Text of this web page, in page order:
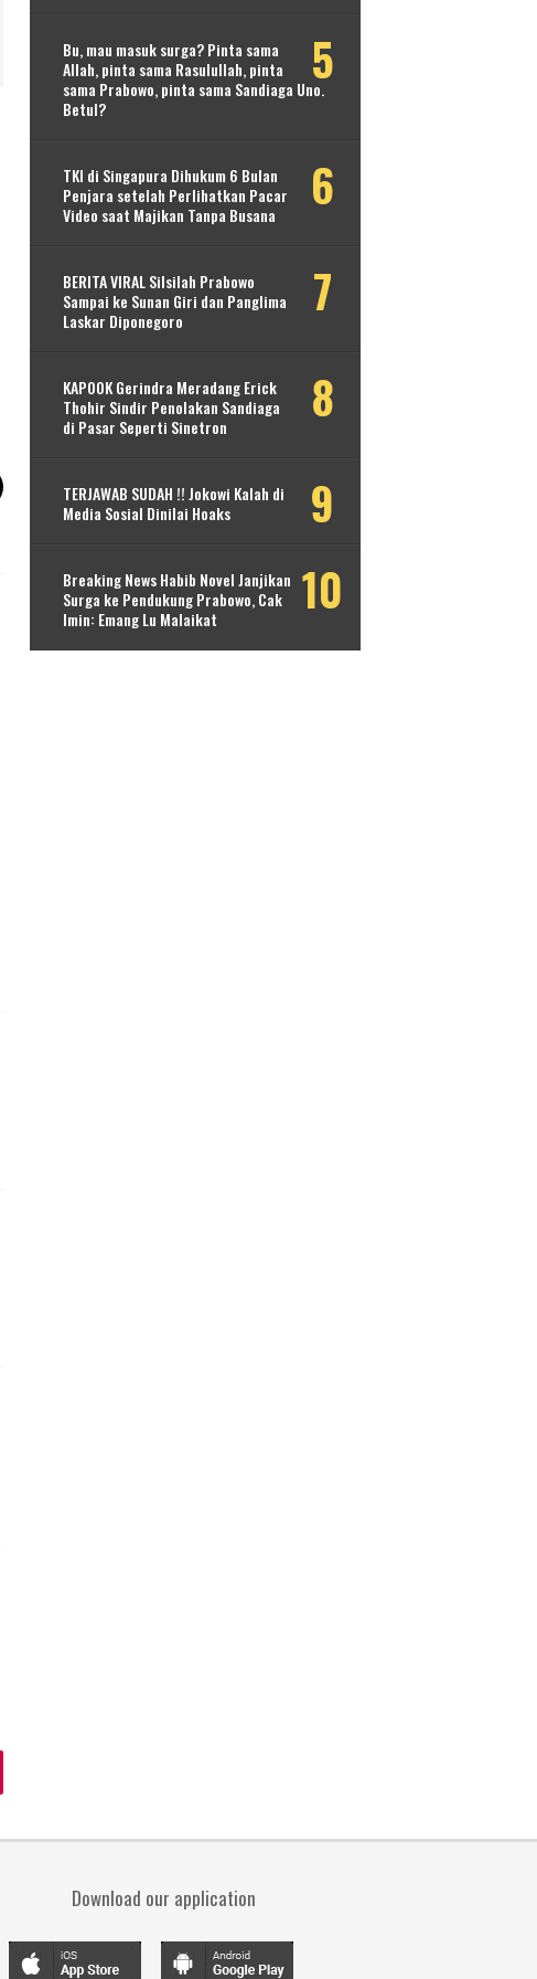
Bu, mau masuk surga? Pinta sama
Allah, pinta sama Rasulullah, pinta
sama Prabowo, pinta sama Sandiaga Uno.
Betul?
TKI di Singapura Dihukum 6 Bulan
Penjara setelah Perlihatkan Pacar
Video saat Majikan Tanpa Busana
BERITA VIRAL Silsilah Prabowo
Sampai ke Sunan Giri dan Panglima
Laskar Diponegoro
KAPOOK Gerindra Meradang Erick
Thohir Sindir Penolakan Sandiaga
di Pasar Seperti Sinetron
TERJAWAB SUDAH !! Jokowi Kalah di
Media Sosial Dinilai Hoaks
Breaking News Habib Novel Janjikan
Surga ke Pendukung Prabowo, Cak
Imin: Emang Lu Malaikat
Download our application